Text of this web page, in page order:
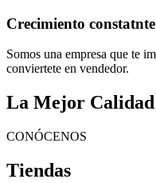
Crecimiento constatnte
Somos una empresa que te
conviertete en vendedor.
La Mejor Calidad
CONÓCENOS
Tiendas